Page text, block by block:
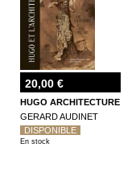
20,00 €
HUGO ARCHITECTURE
GERARD AUDINET
DISPONIBLE
En stock